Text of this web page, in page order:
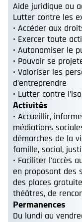
Aide juridique ou
Lutter contre les
• Accéder aux
• Exercer toute
• Autonomiser le
• Pouvoir se
• Valoriser les
d’entreprendre
• Lutter contre
Activités
• Accueillir,
médiations
démarches de la
famille, social,
• Faciliter l'accès
en proposant des
des places
théâtres, de
Permanences
Du lundi au